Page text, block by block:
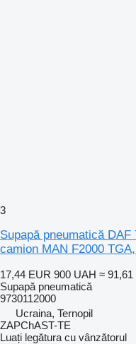
3
Supapă pneumatică
camion MAN F2000
17,44 EUR 900 UAH ≈ 91,61
Supapă pneumatică
9730112000
Ucraina, Ternopil
ZAPChAST-TE
Luați legătura cu vânzătorul